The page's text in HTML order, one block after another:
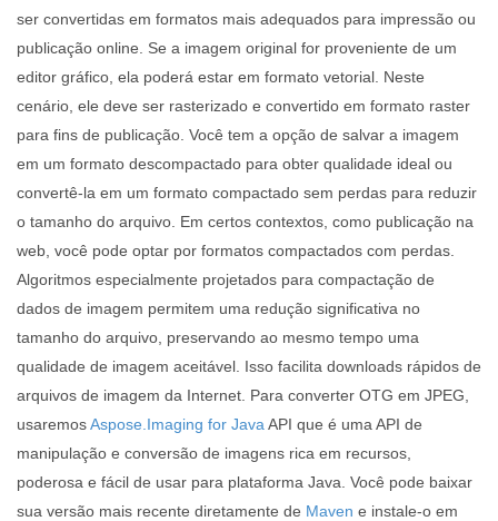
ser convertidas em formatos mais adequados para impressão ou
publicação online. Se a imagem original for proveniente de um
editor gráfico, ela poderá estar em formato vetorial. Neste
cenário, ele deve ser rasterizado e convertido em formato raster
para fins de publicação. Você tem a opção de salvar a imagem
em um formato descompactado para obter qualidade ideal ou
convertê-la em um formato compactado sem perdas para reduzir
o tamanho do arquivo. Em certos contextos, como publicação na
web, você pode optar por formatos compactados com perdas.
Algoritmos especialmente projetados para compactação de
dados de imagem permitem uma redução significativa no
tamanho do arquivo, preservando ao mesmo tempo uma
qualidade de imagem aceitável. Isso facilita downloads rápidos de
arquivos de imagem da Internet. Para converter OTG em JPEG,
usaremosAspose.Imaging for Java API que é uma API de
manipulação e conversão de imagens rica em recursos,
poderosa e fácil de usar para plataforma Java. Você pode baixar
sua versão mais recente diretamente de Maven e instale-o em